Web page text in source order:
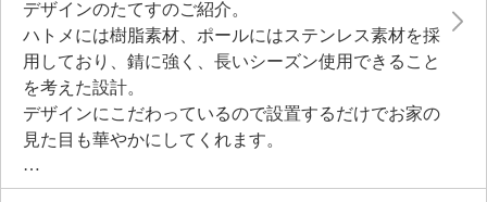
デザインのたてすのご紹介。
ハトメには樹脂素材、ポールにはステンレス素材を採
用しており、錆に強く、長いシーズン使用できること
を考えた設計。
デザインにこだわっているので設置するだけでお家の
見た目も華やかにしてくれます。
日中は、外からの視線は遮りながら、内側からは外の
景色が見える仕様になっているので開放感も確保。